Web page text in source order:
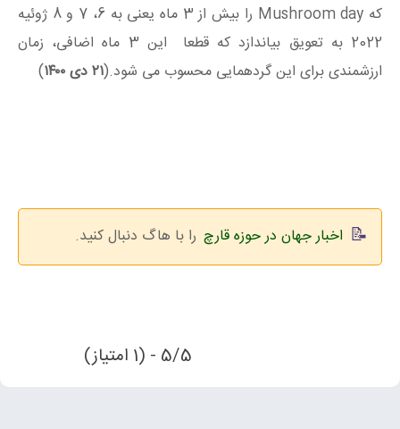
که Mushroom day را بیش از 3 ماه یعنی به 6، 7 و 8 ژوئیه
2022 به تعویق بیاندازد که قطعا این 3 ماه اضافی، زمان
ارزشمندی برای این گردهمایی محسوب می شود.(۲۱ دی ۱۴۰۰ )
اخبار جهان در حوزه قارچ را با هاگ دنبال کنید.
5/5 - (1 امتیاز)